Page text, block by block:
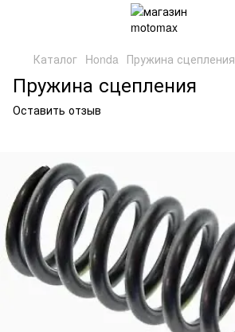
Каталог Honda Пружина сцепления
Пружина сцепления
Оставить отзыв